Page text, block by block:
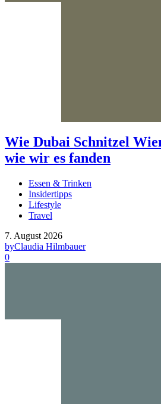
Wie Dubai Schnitzel
wie wir es fanden
Essen & Trinken
Insidertipps
Lifestyle
Travel
7. August 2026
byClaudia Hilmbauer
0